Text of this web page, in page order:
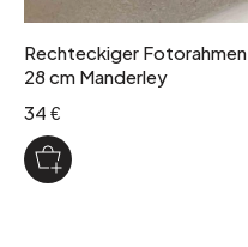
Rechteckiger
28 cm Manderley
34 €